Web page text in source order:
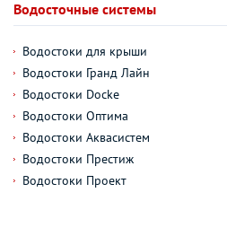
Водосточные системы
Водостоки для крыши
Водостоки Гранд Лайн
Водостоки Docke
Водостоки Оптима
Водостоки Аквасистем
Водостоки Престиж
Водостоки Проект